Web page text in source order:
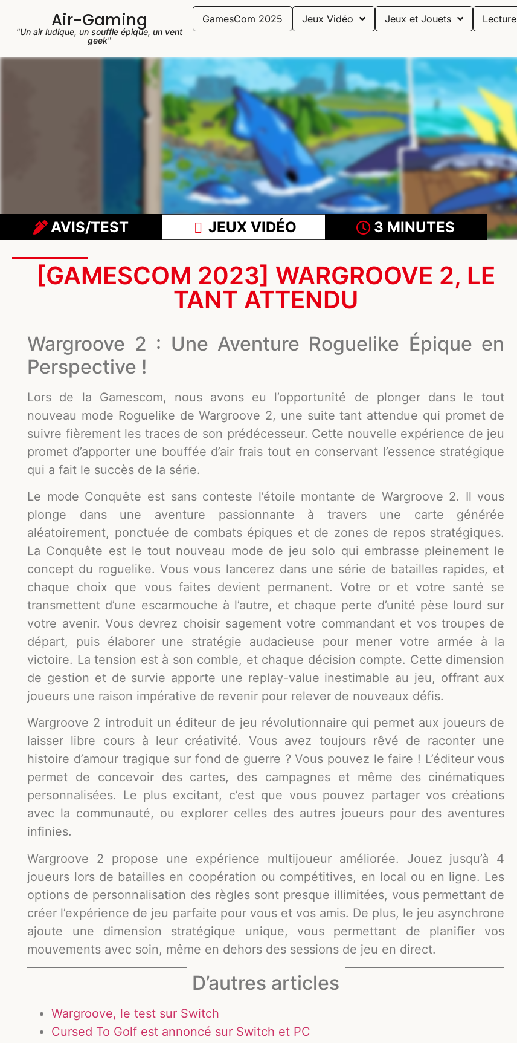
Air-Gaming
"Un air ludique, un souffle épique, un vent
geek"
GamesCom 2025 Jeux Vidéo Jeux et Jouets Lecture
AVIS/TEST JEUX VIDÉO 3 MINUTES
[GAMESCOM 2023] WARGROOVE 2, LE
TANT ATTENDU
Wargroove 2 : Une Aventure Roguelike Épique en
Perspective !
Lors de la Gamescom, nous avons eu l’opportunité de plonger dans le tout
nouveau mode Roguelike de Wargroove 2, une suite tant attendue qui promet de
suivre fièrement les traces de son prédécesseur. Cette nouvelle expérience de jeu
promet d’apporter une bouffée d’air frais tout en conservant l’essence stratégique
qui a fait le succès de la série.
Le mode Conquête est sans conteste l’étoile montante de Wargroove 2. Il vous
plonge dans une aventure passionnante à travers une carte générée
aléatoirement, ponctuée de combats épiques et de zones de repos stratégiques.
La Conquête est le tout nouveau mode de jeu solo qui embrasse pleinement le
concept du roguelike. Vous vous lancerez dans une série de batailles rapides, et
chaque choix que vous faites devient permanent. Votre or et votre santé se
transmettent d’une escarmouche à l’autre, et chaque perte d’unité pèse lourd sur
votre avenir. Vous devrez choisir sagement votre commandant et vos troupes de
départ, puis élaborer une stratégie audacieuse pour mener votre armée à la
victoire. La tension est à son comble, et chaque décision compte. Cette dimension
de gestion et de survie apporte une replay-value inestimable au jeu, offrant aux
joueurs une raison impérative de revenir pour relever de nouveaux défis.
Wargroove 2 introduit un éditeur de jeu révolutionnaire qui permet aux joueurs de
laisser libre cours à leur créativité. Vous avez toujours rêvé de raconter une
histoire d’amour tragique sur fond de guerre ? Vous pouvez le faire ! L’éditeur vous
permet de concevoir des cartes, des campagnes et même des cinématiques
personnalisées. Le plus excitant, c’est que vous pouvez partager vos créations
avec la communauté, ou explorer celles des autres joueurs pour des aventures
infinies.
Wargroove 2 propose une expérience multijoueur améliorée. Jouez jusqu’à 4
joueurs lors de batailles en coopération ou compétitives, en local ou en ligne. Les
options de personnalisation des règles sont presque illimitées, vous permettant de
créer l’expérience de jeu parfaite pour vous et vos amis. De plus, le jeu asynchrone
ajoute une dimension stratégique unique, vous permettant de planifier vos
mouvements avec soin, même en dehors des sessions de jeu en direct.
D’autres articles
Wargroove, le test sur Switch
Cursed To Golf est annoncé sur Switch et PC